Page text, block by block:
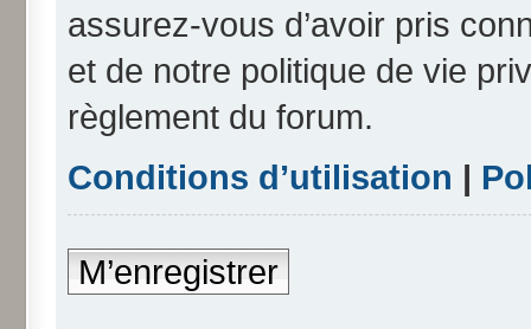
assurez-vous d’avoir pris
et de notre politique de vie
règlement du forum.
Conditions d’utilisation |
M’enregistrer